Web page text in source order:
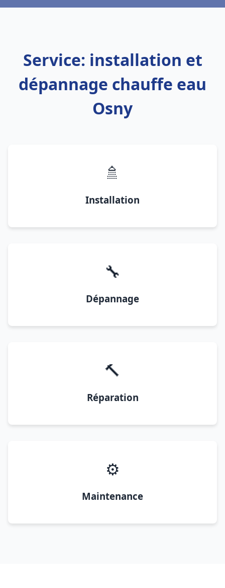
Service: installation et
dépannage chauffe eau
Osny
🚿
Installation
🔧
Dépannage
🔨
Réparation
⚙️
Maintenance